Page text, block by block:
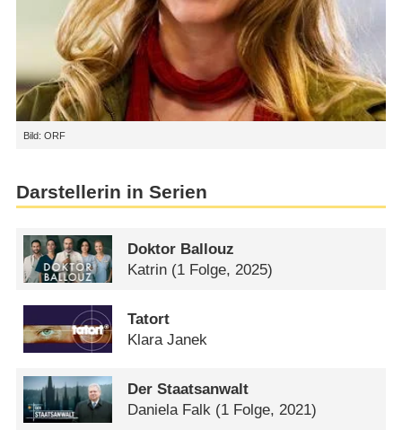
Bild: ORF
Darstellerin in Serien
Doktor Ballouz
Katrin (1 Folge, 2025)
Tatort
Klara Janek
Der Staatsanwalt
Daniela Falk (1 Folge, 2021)